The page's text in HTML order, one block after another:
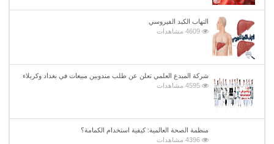
التهاب الكبد الفيروسي
4609 مشاهدات
شركة المبدع العلمي تعلن عن طلب مندوبين مبيعات في بغداد وكربلاء
4595 مشاهدات
منظمة الصحة العالمية: كيفية استخدام الكمامة؟
4396 مشاهدات